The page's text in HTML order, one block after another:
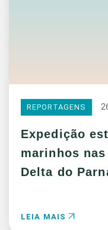
REPORTAGENS
Expedição
marinhos
Delta do
LEIA MAIS